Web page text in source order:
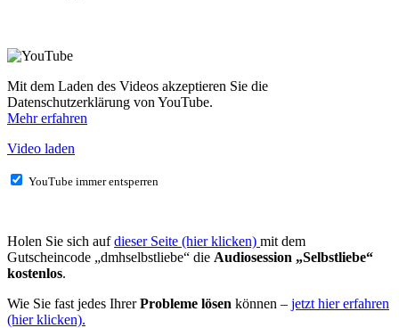
Mit dem Laden des Videos akzeptieren Sie die
Datenschutzerklärung von YouTube.
Mehr erfahren
Video laden
YouTube immer entsperren
Holen Sie sich aufdieser Seite (hier klicken) mit dem
Gutscheincode „dmhselbstliebe“ die Audiosession „Selbstliebe“
kostenlos.
Wie Sie fast jedes IhrerProbleme lösen können – jetzt hier erfahren
(hier klicken).